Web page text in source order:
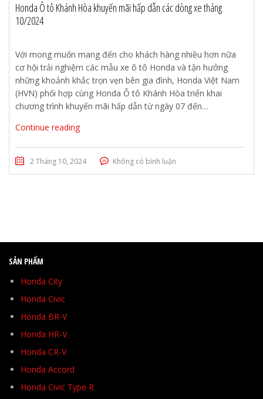
Honda Ô tô Khánh Hòa khuyến mãi hấp dẫn các dòng xe tháng
10/2024
Với mong muốn mang đến cho khách hàng nhiều hơn nữa
cơ hội trải nghiệm các mẫu xe ô tô Honda và tận hưởng
những khoảnh khắc trọn vẹn bên gia đình, Honda Việt Nam
(HVN) phối hợp cùng Honda Ô tô Khánh Hòa triển khai
chương trình khuyến mãi hấp dẫn từ ngày 07 đến…
Continue reading
2 Tháng 10, 2024 Không có bình luận
SẢN PHẨM
Honda City
Honda Civic
Honda BR-V
Honda HR-V
Honda CR-V
Honda Accord
Honda Civic Type R